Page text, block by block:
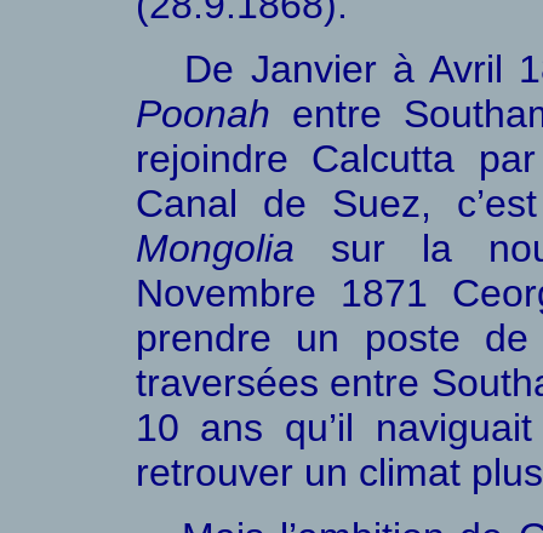
De Janvier à Avril
Poonah entre
rejoindre Calcutta
Canal de Suez,
Mongolia sur la
Novembre 1871
prendre un poste
traversées entre
10 ans qu’il
retrouver un climat